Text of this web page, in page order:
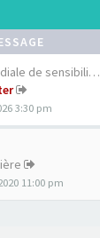
de sensibili…
3:30 pm
11:00 pm